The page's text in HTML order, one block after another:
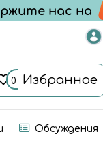
0 Избранное
Обсуждения